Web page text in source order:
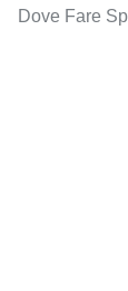
Dove Fare